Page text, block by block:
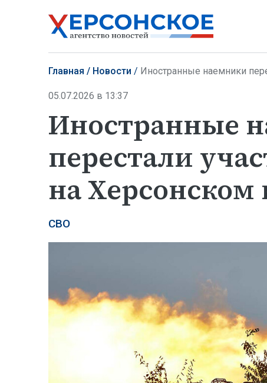
Главная Новости Иностранные наемники
05.07.2026 в 13:37
Иностранные
перестали
на
СВО